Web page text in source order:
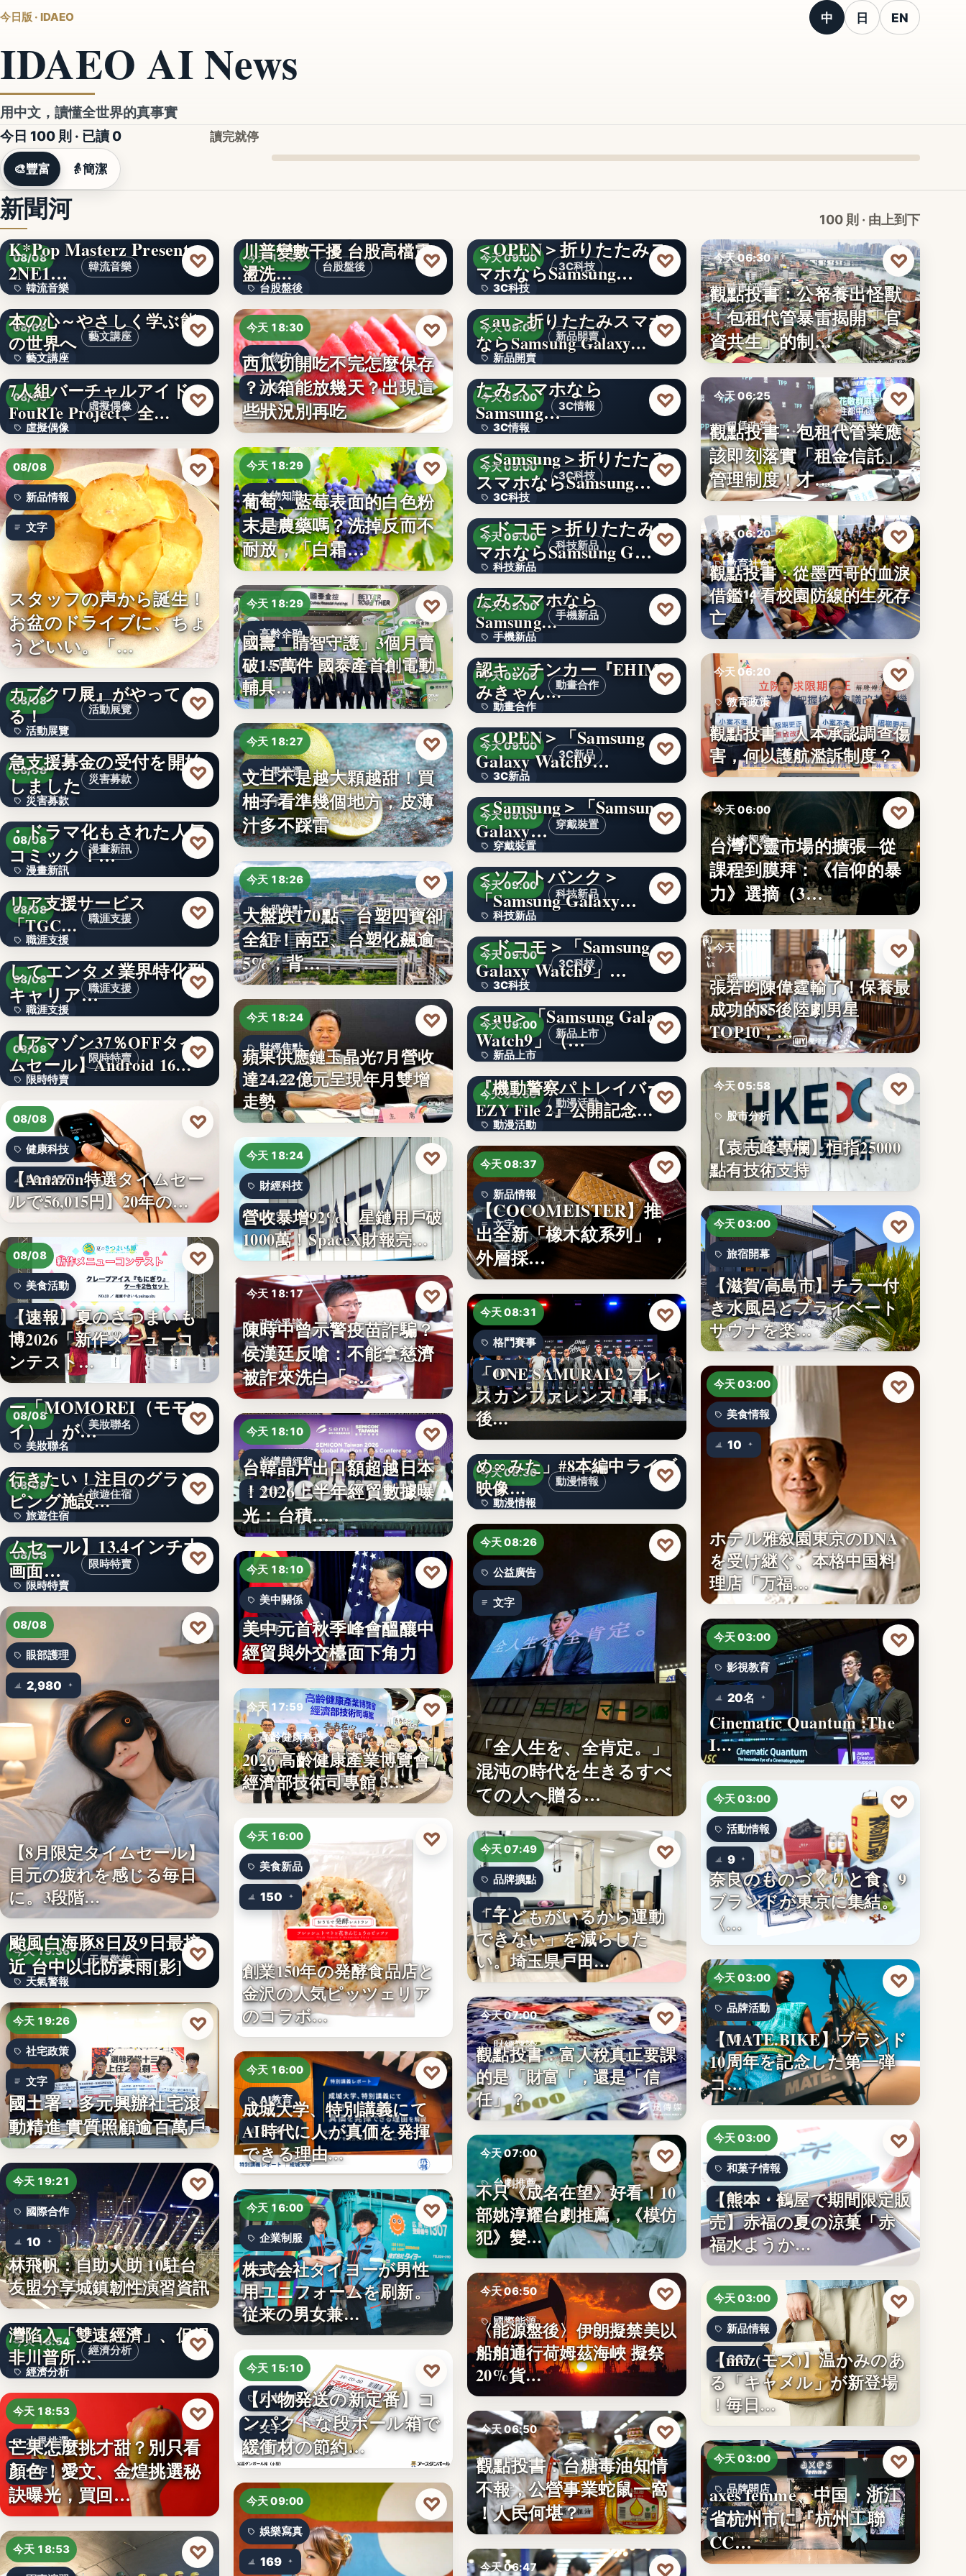
今日版 · IDAEO 中 日 EN
IDAEO AI News
用中文，讀懂全世界的真事實
今日 100 則 · 已讀 0 讀完就停
🎨豐富 👵簡潔
新聞河 100 則 · 由上到下
韓流音樂
08/08
韓流音樂
文字
K*Pop Masterz Presents
2NE1…
♡
藝文講座
08/08
藝文講座
1,000円
見て、知って、感じる日
本の心～やさしく学ぶ能
の世界へ
♡
虛擬偶像
08/08
虛擬偶像
10
7人組バーチャルアイドル
FouRTe Project、全…
♡
08/08
新品情報
文字
スタッフの声から誕生！
お盆のドライブに、ちょ
うどいい。「…
♡
活動展覽
08/08
活動展覽
60
山口県宇部市に『世界の
カブクワ展』がやってく
る！
♡
災害募款
08/08
災害募款
文字
令和8年熊本地震への緊
急支援募金の受付を開始
しました
♡
漫畫新訊
08/08
漫畫新訊
文字
シリーズ累計40万部突破
・ドラマ化もされた人気
コミック！…
♡
職涯支援
08/08
職涯支援
330,000
エンタメ業界特化型キャ
リア支援サービス
「TGC…
♡
職涯支援
08/08
職涯支援
文字
W TOKYO、新規事業と
してエンタメ業界特化型
キャリア…
♡
限時特賣
08/08
限時特賣
15,800円
【アマゾン37％OFFタイ
ムセール】Android 16…
♡
08/08
健康科技
56,015円
【Amazon特選タイムセー
ルで56,015円】20年の…
♡
08/08
美食活動
24
【速報】夏のさつまいも
博2026「新作メニューコ
ンテスト…
♡
美妝聯名
08/08
美妝聯名
文字
韓国発の人気キャラクタ
ー「MOMOREI（モモレ
イ）」が…
♡
旅遊住宿
08/08
旅遊住宿
10
【東日本版】この夏絶対
行きたい！注目のグラン
ピング施設…
♡
限時特賣
08/08
限時特賣
文字
【アマゾン30％OFFタイ
ムセール】13.4インチ大
画面…
♡
08/08
眼部護理
2,980
【8月限定タイムセール】
目元の疲れを感じる毎日
に。3段階…
♡
天氣警報
今天 19:36
天氣警報
文字
颱風白海豚8日及9日最接
近 台中以北防豪雨[影] ♡
今天 19:26
社宅政策
文字
國土署：多元興辦社宅滾
動精進 實質照顧逾百萬戶
♡
今天 19:21
國際合作
10
林飛帆：自助人助 10駐台
友盟分享城鎮韌性演習資訊
♡
經濟分析
今天 18:54
經濟分析
40%
澳洲智庫：AI發展導致台
灣陷入「雙速經濟」、但絕
非川普所…
♡
今天 18:53
水果挑選
文字
芒果怎麼挑才甜？別只看
顏色！愛文、金煌挑選秘
訣曝光，買回…
♡
今天 18:53 ♡
台股盤後
今天 18:33
台股盤後
170.79
川普變數干擾 台股高檔震
盪洗…
♡
今天 18:30
食物安全
文字
西瓜切開吃不完怎麼保存
？冰箱能放幾天？出現這
些狀況別再吃
♡
今天 18:29
食物知識
文字
葡萄、藍莓表面的白色粉
末是農藥嗎？洗掉反而不
耐放，「白霜…
♡
今天 18:29
高齡金融
1.5萬件
國壽「睛智守護」3個月賣
破1.5萬件 國泰產首創電動
輔具…
♡
今天 18:27
水果挑選
文字
文旦不是越大顆越甜！買
柚子看準幾個地方，皮薄
汁多不踩雷
♡
今天 18:26
台股焦點
文字
大盤跌170點、台塑四寶卻
全紅！南亞、台塑化飆逾
5%，背…
♡
今天 18:24
財經焦點
24.22
蘋果供應鏈玉晶光7月營收
達24.22億元呈現年月雙增
走勢
♡
今天 18:24
財經科技
92%
營收暴增92%、星鏈用戶破
1000萬！SpaceX財報亮…
♡
今天 18:17
政治爭議
文字
陳時中曾示警疫苗詐騙？
侯漢廷反嗆：不能拿慈濟
被詐來洗白「…
♡
今天 18:10
半導體經貿
文字
台韓晶片出口額超越日本
！2026上半年經貿數據曝
光：台積…
♡
今天 18:10
美中關係
文字
美中元首秋季峰會醞釀中
經貿與外交檯面下角力
♡
今天 17:59
高齡健康科技
30
2026 高齡健康產業博覽會 /
經濟部技術司專館 3…
♡
今天 16:00
美食新品
150
創業150年の発酵食品店と
金沢の人気ピッツェリア
のコラボ…
♡
今天 16:00
AI教育
350
成城大学、特別講義にて
AI時代に人が真価を発揮
できる理由…
♡
今天 16:00
企業制服
3%
株式会社タイヨーが男性
用ユニフォームを刷新。
従来の男女兼…
♡
今天 15:10
日本包材
文字
【小物発送の新定番】コ
ンパクトな段ボール箱で
緩衝材の節約…
♡
今天 09:00
娛樂寫真
169
♡
3C科技
今天 09:00
3C科技
文字
＜OPEN＞折りたたみス
マホならSamsung…
♡
新品開賣
今天 09:00
新品開賣
4.1
＜au＞折りたたみスマホ
ならSamsung Galaxy…
♡
3C情報
今天 09:00
3C情報
文字
＜ソフトバンク＞折りた
たみスマホなら
Samsung…
♡
3C科技
今天 09:00
3C科技
文字
＜Samsung＞折りたたみ
スマホならSamsung… ♡
科技新品
今天 09:00
科技新品
文字
＜ドコモ＞折りたたみス
マホならSamsung G… ♡
手機新品
今天 09:00
手機新品
4.1
＜楽天モバイル＞折りた
たみスマホなら
Samsung…
♡
動畫合作
今天 09:00
動畫合作
108
【愛媛を喰べたい】県公
認キッチンカー『EHIME
みきゃん…
♡
3C新品
今天 09:00
3C新品
文字
＜OPEN＞「Samsung
Galaxy Watch9…
♡
穿戴裝置
今天 09:00
穿戴裝置
文字
＜Samsung＞「Samsung
Galaxy…
♡
科技新品
今天 09:00
科技新品
文字
＜ソフトバンク＞
「Samsung Galaxy…
♡
3C科技
今天 09:00
3C科技
文字
＜ドコモ＞「Samsung
Galaxy Watch9」…
♡
新品上市
今天 09:00
新品上市
文字
＜au＞「Samsung Galaxy
Watch9」（…
♡
動漫活動
今天 08:59
動漫活動
3,000円
『機動警察パトレイバー
EZY File 2』公開記念…
♡
今天 08:37
新品情報
文字
【COCOMEISTER】推
出全新「橡木紋系列」，
外層採…
♡
今天 08:31
格鬥賽事
10
「ONE SAMURAI 2 プレ
スカンファレンス」事
後…
♡
動漫情報
今天 08:30
動漫情報
19,800円
TVアニメ「バンドリ！ ゆ
め∞みた」#8本編中ライブ
映像…
♡
今天 08:26
公益廣告
文字
「全人生を、全肯定。」
混沌の時代を生きるすべ
ての人へ贈る…
♡
今天 07:49
品牌擴點
4
「子どもがいるから運動
できない」を減らした
い。埼玉県戸田…
♡
今天 07:00
財經評論
5%
觀點投書：富人稅真正要課
的是「財富「，還是「信
任」？
♡
今天 07:00
台劇推薦
10
不只《成名在望》好看！10
部姚淳耀台劇推薦，《模仿
犯》變…
♡
今天 06:50
國際能源
20%
〈能源盤後〉伊朗擬禁美以
船舶通行荷姆茲海峽 擬祭
20%貨…
♡
今天 06:50
食安風暴
文字
觀點投書：台糖毒油知情
不報，公營事業蛇鼠一窩
！人民何堪？
♡
今天 06:47 ♡
今天 06:30
時事評論
文字
觀點投書：公帑養出怪獸
！包租代管暴雷揭開「官
資共生」的制…
♡
今天 06:25
租賃政策
文字
觀點投書：包租代管業應
該即刻落實「租金信託」
管理制度！才…
♡
今天 06:20
教育社會
2014年
觀點投書：從墨西哥的血淚
借鑑，看校園防線的生死存
亡
♡
今天 06:20
教育政策
29
觀點投書：人本承認調查傷
害，何以護航濫訴制度？
♡
今天 06:00
社會觀察
文字
台灣心靈市場的擴張─從
課程到膜拜：《信仰的暴
力》選摘（3…
♡
今天 06:00
娛樂排行
37
張若昀陳偉霆輸了！保養最
成功的85後陸劇男星
TOP10，…
♡
今天 05:58
股市分析
25000
【袁志峰專欄】恒指25000
點有技術支持
♡
今天 03:00
旅宿開幕
14名
【滋賀/高島市】チラー付
き水風呂とプライベート
サウナを楽…
♡
今天 03:00
美食情報
10
ホテル雅叙園東京のDNA
を受け継ぐ、本格中国料
理店「万福…
♡
今天 03:00
影視教育
20名
Cinematic Quantum :The
I…
♡
今天 03:00
活動情報
9
奈良のものづくりと食、9
ブランドが東京に集結。
〈…
♡
今天 03:00
品牌活動
10
【MATE.BIKE】ブランド
10周年を記念した第一弾
コ…
♡
今天 03:00
和菓子情報
1,200
【熊本・鶴屋で期間限定販
売】赤福の夏の涼菓「赤
福水ようか…
♡
今天 03:00
新品情報
367
【moz(モズ)】温かみのあ
る「キャメル」が新登場
！毎日…
♡
今天 03:00
品牌開店
文字
axes femme、中国・浙江
省杭州市に『杭州工聯
CC…
♡